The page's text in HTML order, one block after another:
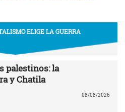
ELIGE LA GUERRA
palestinos: la
y Chatila
08/08/2026